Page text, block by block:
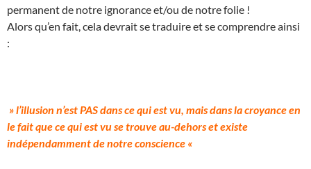
permanent de notre ignorance et/ou de notre folie !
Alors qu’en fait, cela devrait se traduire et se comprendre ainsi
:
» l’illusion n’est PAS dans ce qui est vu, mais dans la croyance en
le fait que ce qui est vu se trouve au-dehors et existe
indépendamment de notre conscience «